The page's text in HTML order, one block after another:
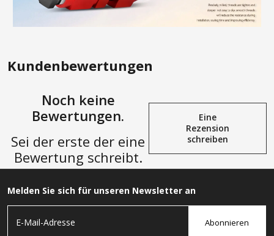
Kundenbewertungen
Noch keine
Bewertungen.
Sei der erste der eine
Bewertung schreibt.
Eine
Rezension
schreiben
Melden Sie sich für unseren Newsletter an
Abonnieren